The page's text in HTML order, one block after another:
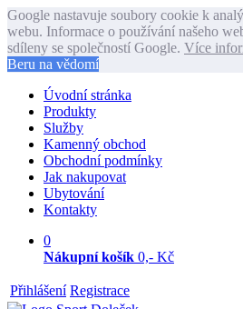
Google nastavuje soubory cookie k
webu. Informace o používání našeho
sdíleny se společností Google. Více
Beru na vědomí
Úvodní stránka
Produkty
Služby
Kamenný obchod
Obchodní podmínky
Jak nakupovat
Ubytování
Kontakty
0
Nákupní košík 0,- Kč
Přihlášení Registrace